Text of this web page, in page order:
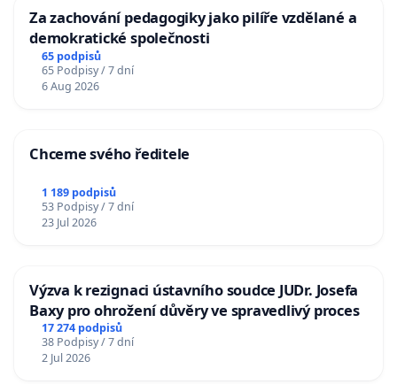
Za zachování pedagogiky jako pilíře vzdělané a
demokratické společnosti
65 podpisů
65 Podpisy / 7 dní
6 Aug 2026
Chceme svého ředitele
1 189 podpisů
53 Podpisy / 7 dní
23 Jul 2026
Výzva k rezignaci ústavního soudce JUDr. Josefa
Baxy pro ohrožení důvěry ve spravedlivý proces
17 274 podpisů
38 Podpisy / 7 dní
2 Jul 2026